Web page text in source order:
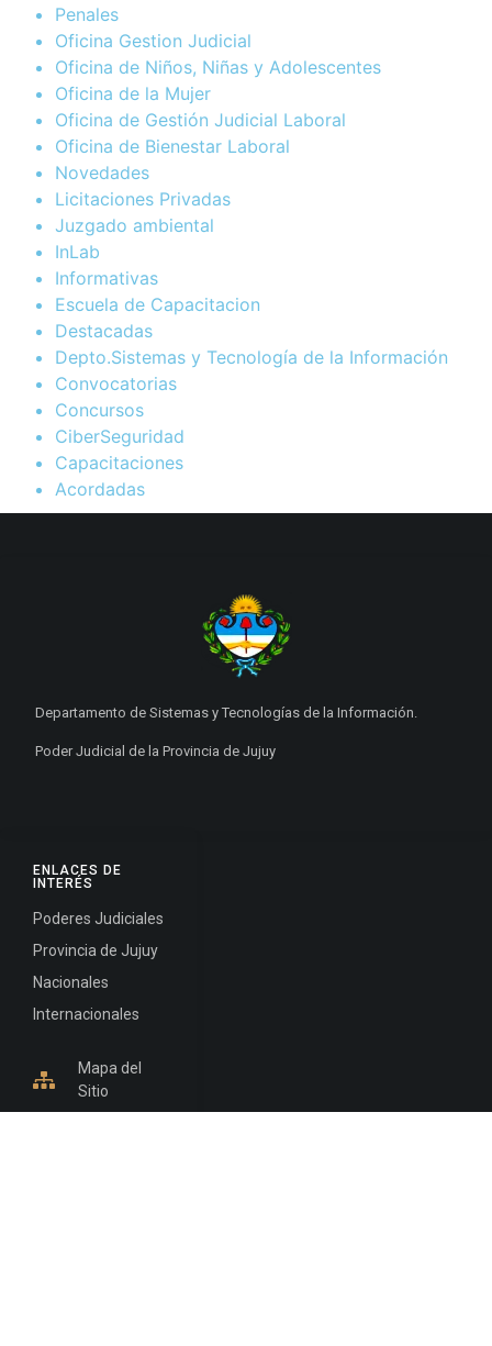
Penales
Oficina Gestion Judicial
Oficina de Niños, Niñas y Adolescentes
Oficina de la Mujer
Oficina de Gestión Judicial Laboral
Oficina de Bienestar Laboral
Novedades
Licitaciones Privadas
Juzgado ambiental
InLab
Informativas
Escuela de Capacitacion
Destacadas
Depto.Sistemas y Tecnología de la Información
Convocatorias
Concursos
CiberSeguridad
Capacitaciones
Acordadas
ENLACES DE
INTERÉS
Poderes Judiciales
Provincia de Jujuy
Nacionales
Internacionales
Mapa del
Sitio
Departamento de Sistemas y Tecnologías de la Información.
Poder Judicial de la Provincia de Jujuy